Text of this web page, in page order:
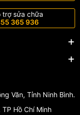
trợ sửa chữa
365 936
Văn, Tỉnh Ninh Bình.
Hồ Chí Minh